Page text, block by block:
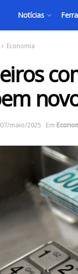
Notícias
Economia
07/maio/2025 Em